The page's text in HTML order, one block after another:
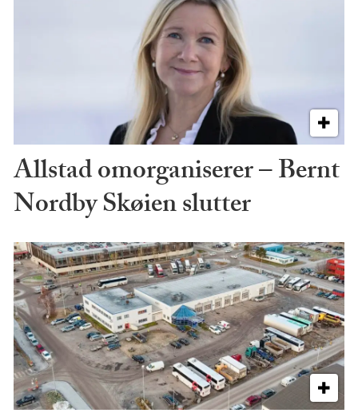
Allstad omorganiserer – Bernt
Nordby Skøien slutter